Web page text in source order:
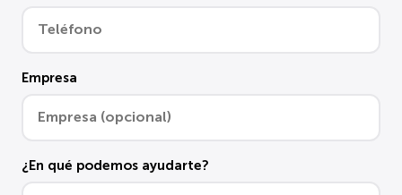
Empresa
¿En qué podemos ayudarte?